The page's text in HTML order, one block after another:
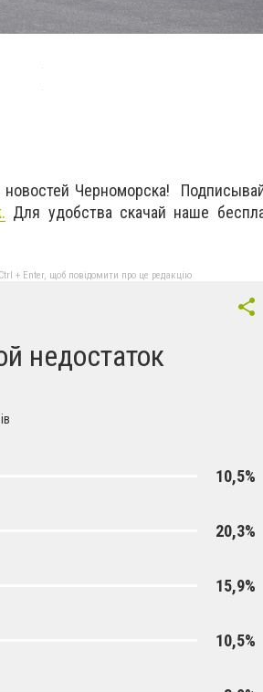
Черноморска!
. Для удобства скачай наше
+ Enter, щоб повідомити про це редакцію
недостаток
10,5%
20,3%
15,9%
10,5%